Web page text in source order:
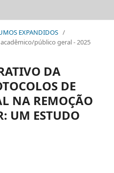
EXPANDIDOS /
acadêmico/público geral - 2025
DA
DE
NA REMOÇÃO
UM ESTUDO